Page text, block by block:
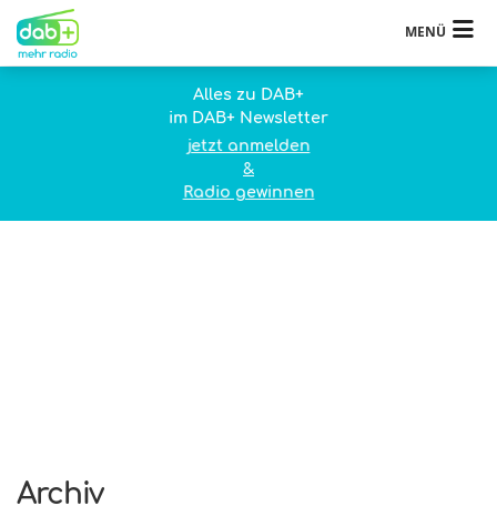
MENÜ
Alles zu DAB+
im DAB+ Newsletter
jetzt anmelden
&
Radio gewinnen
Archiv